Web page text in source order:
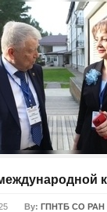
By: ГПНТБ СО РАН